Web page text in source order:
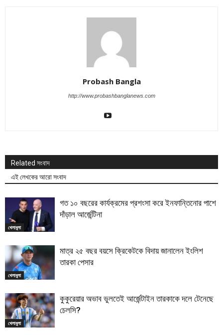
Probash Bangla
http://www.probashbanglanews.com
Related সংবাদ
এই লেখকের আরো সংবাদ
খেলাধুলা
গত ১০ বছরের কার্যক্রমের প্রশংসা করে ইনফান্তিনোর পাশে
দাঁড়াল আর্জেন্টিনা
খেলাধুলা
মাত্র ২৫ বছর বয়সে ক্রিকেটকে বিদায় জানালেন ইংলিশ
তারকা পেসার
খেলাধুলা
কুকুরেয়ার অভাব ভুলতেই আর্জেন্টাইন তারকাকে দলে টেনেছে
চেলসি?